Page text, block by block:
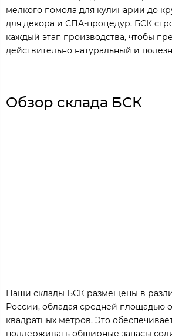
мелкого помола для кулинарии до
для декора и СПА-процедур. БСК
каждый этап производства, чтобы
действительно натуральный и
Обзор склада БСК
Наши склады БСК размещены в
России, обладая средней площадью
квадратных метров. Это
поддерживать обширные запасы